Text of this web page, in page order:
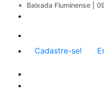
Baixada Fluminense |
Menu
Cadastre-se!